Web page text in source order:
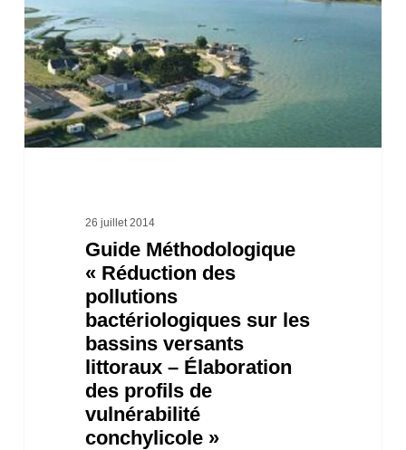
des
pollutions
bactériologiques
sur
les
Élaboration
vulnérabilité
26 juillet 2014
Guide Méthodologique
« Réduction des
pollutions
bactériologiques sur les
bassins versants
littoraux – Élaboration
des profils de
vulnérabilité
conchylicole »